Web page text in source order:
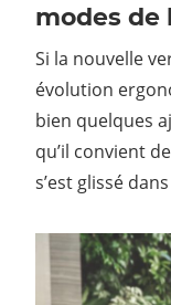
modes de
Si la nouvelle
évolution
bien quelques
qu’il convient
s’est glissé dans